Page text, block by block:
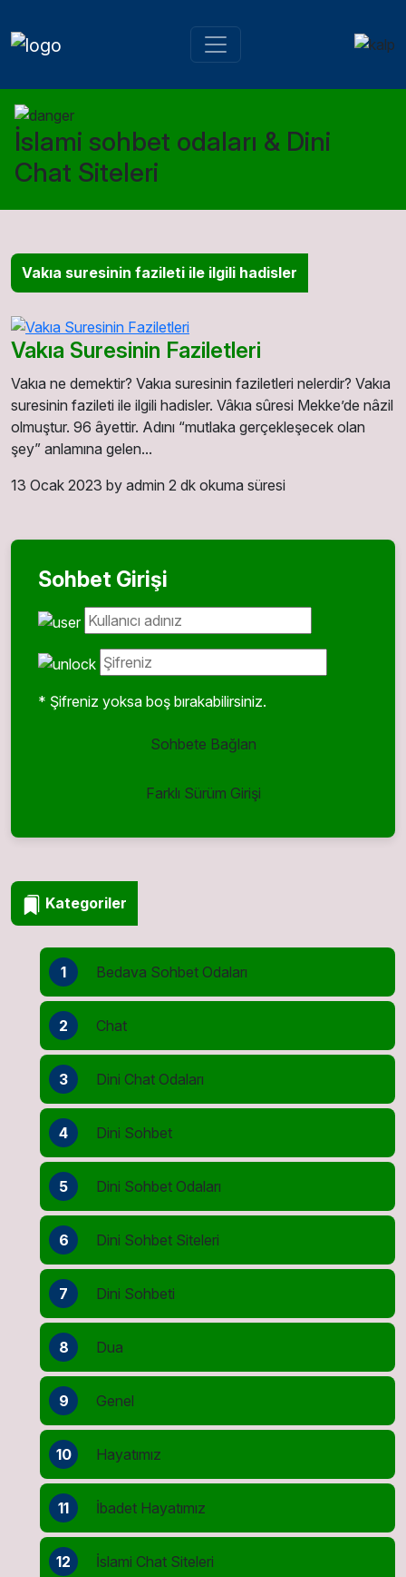
İslami sohbet odaları & Dini
Chat Siteleri
Vakıa suresinin fazileti ile ilgili hadisler
Vakıa Suresinin Faziletleri
Vakıa ne demektir? Vakıa suresinin faziletleri nelerdir? Vakıa
suresinin fazileti ile ilgili hadisler. Vâkıa sûresi Mekke’de nâzil
olmuştur. 96 âyettir. Adını “mutlaka gerçekleşecek olan
şey” anlamına gelen...
13 Ocak 2023 by admin 2 dk okuma süresi
Sohbet Girişi
* Şifreniz yoksa boş bırakabilirsiniz.
Sohbete Bağlan
Farklı Sürüm Girişi
Kategoriler
1 Bedava Sohbet Odaları
2 Chat
3 Dini Chat Odaları
4 Dini Sohbet
5 Dini Sohbet Odaları
6 Dini Sohbet Siteleri
7 Dini Sohbeti
8 Dua
9 Genel
10 Hayatımız
11 İbadet Hayatımız
12 İslami Chat Siteleri